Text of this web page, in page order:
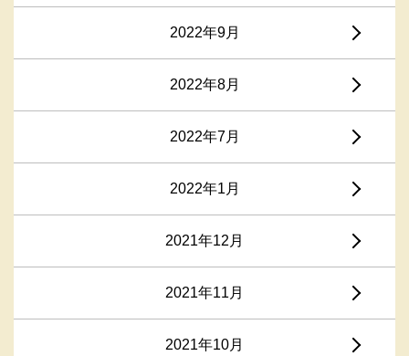
2022年9月
2022年8月
2022年7月
2022年1月
2021年12月
2021年11月
2021年10月